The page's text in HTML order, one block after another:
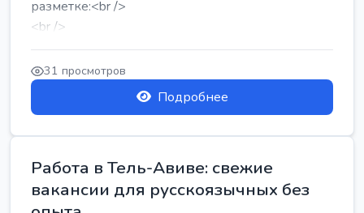
разметке:<br />
<br />
Работа в Нетании на мебельном производстве:
требу...
31 просмотров
Подробнее
Работа в Тель-Авиве: свежие
вакансии для русскоязычных без